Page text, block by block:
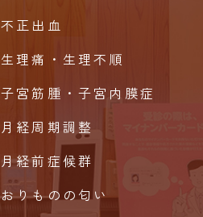
不正出血
生理痛・生理不順
子宮筋腫・子宮内膜症
月経周期調整
月経前症候群
おりものの匂い